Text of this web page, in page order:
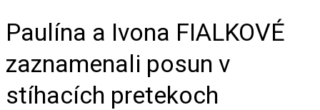
Paulína a Ivona FIALKOVÉ
zaznamenali posun v
stíhacích pretekoch